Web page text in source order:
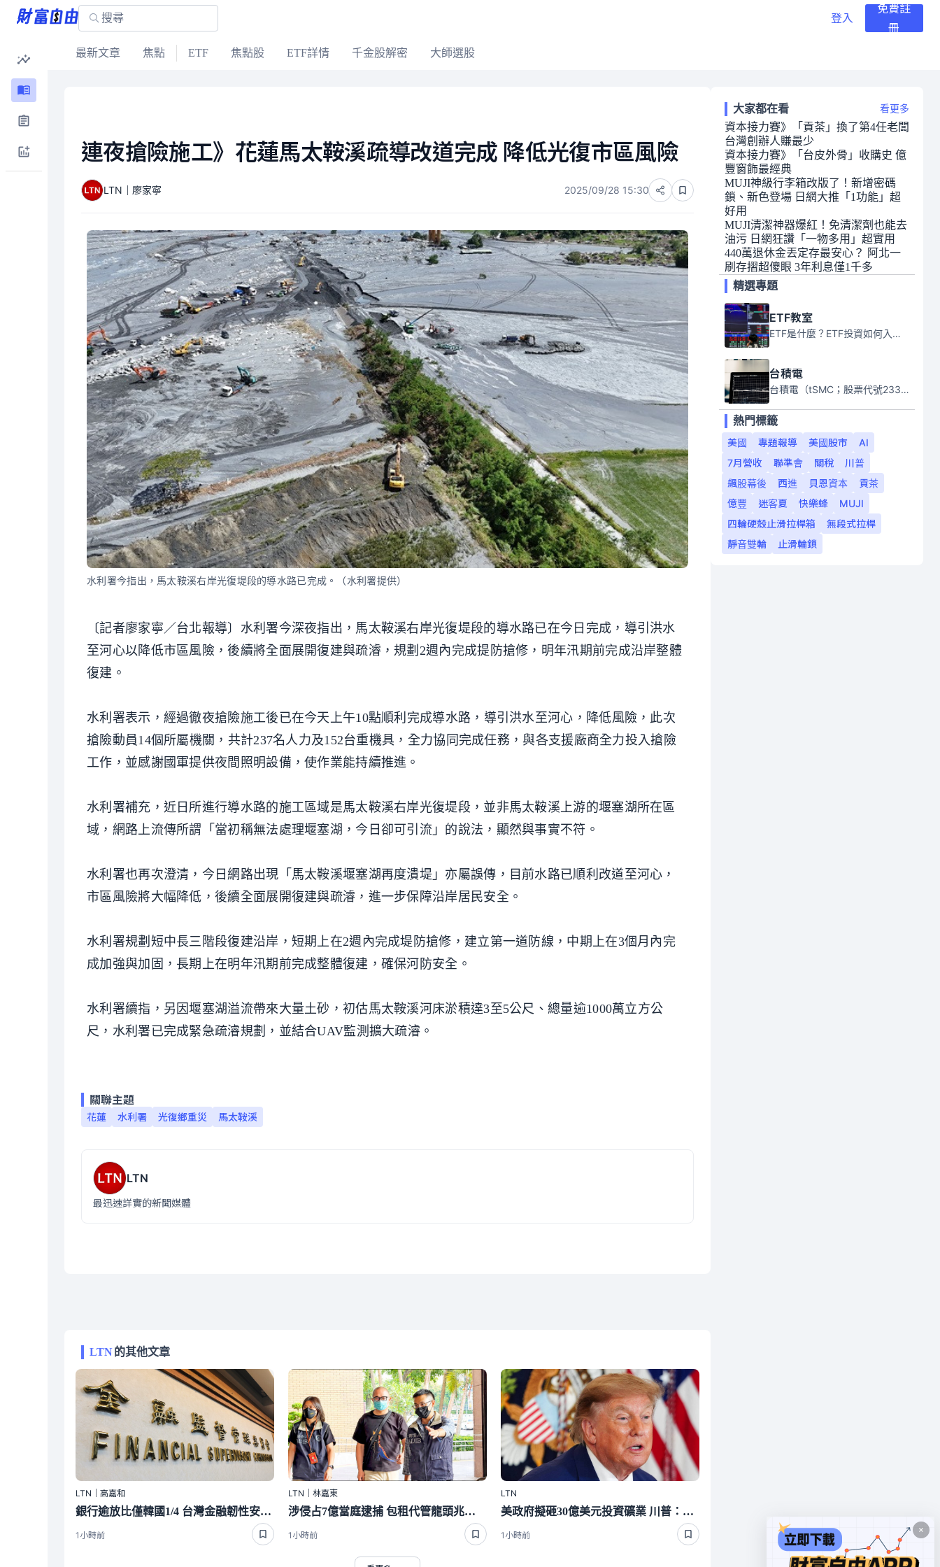
登入
免費註
冊
最新文章 焦點 ETF 焦點股 ETF詳情 千金股解密 大師選股
連夜搶險施工》花蓮馬太鞍溪疏導改道完成 降低光復市區風險
LTN｜廖家寧 2025/09/28 15:30
水利署今指出，馬太鞍溪右岸光復堤段的導水路已完成。（水利署提供）
〔記者廖家寧／台北報導〕水利署今深夜指出，馬太鞍溪右岸光復堤段的導水路已在今日完成，導引洪水
至河心以降低市區風險，後續將全面展開復建與疏濬，規劃2週內完成提防搶修，明年汛期前完成沿岸整體
復建。
水利署表示，經過徹夜搶險施工後已在今天上午10點順利完成導水路，導引洪水至河心，降低風險，此次
搶險動員14個所屬機關，共計237名人力及152台重機具，全力協同完成任務，與各支援廠商全力投入搶險
工作，並感謝國軍提供夜間照明設備，使作業能持續推進。
水利署補充，近日所進行導水路的施工區域是馬太鞍溪右岸光復堤段，並非馬太鞍溪上游的堰塞湖所在區
域，網路上流傳所謂「當初稱無法處理堰塞湖，今日卻可引流」的說法，顯然與事實不符。
水利署也再次澄清，今日網路出現「馬太鞍溪堰塞湖再度潰堤」亦屬誤傳，目前水路已順利改道至河心，
市區風險將大幅降低，後續全面展開復建與疏濬，進一步保障沿岸居民安全。
水利署規劃短中長三階段復建沿岸，短期上在2週內完成堤防搶修，建立第一道防線，中期上在3個月內完
成加強與加固，長期上在明年汛期前完成整體復建，確保河防安全。
水利署續指，另因堰塞湖溢流帶來大量土砂，初估馬太鞍溪河床淤積達3至5公尺、總量逾1000萬立方公
尺，水利署已完成緊急疏濬規劃，並結合UAV監測擴大疏濬。
關聯主題
花蓮 水利署 光復鄉重災 馬太鞍溪
LTN
最迅速詳實的新聞媒體
LTN的其他文章
LTN｜高嘉和
銀行逾放比僅韓國1/4 台灣金融韌性安啦！
1小時前
LTN｜林嘉東
涉侵占7億當庭逮捕 包租代管龍頭兆基前董座李建成羈押禁見
1小時前
LTN
美政府擬砸30億美元投資礦業 川普：美國應成為礦產大國
1小時前
大家都在看 看更多
資本接力賽》「貢茶」換了第4任老闆
台灣創辦人賺最少
資本接力賽》「台皮外骨」收購史 億
豐窗飾最經典
MUJI神級行李箱改版了！新增密碼
鎖、新色登場 日網大推「1功能」超
好用
MUJI清潔神器爆紅！免清潔劑也能去
油污 日網狂讚「一物多用」超實用
440萬退休金丟定存最安心？ 阿北一
刷存摺超傻眼 3年利息僅1千多
精選專題
ETF教室
ETF是什麼？ETF投資如何入門？本系列專題文章將會告訴你新手必須知道的ETF基礎知識。
台積電
台積電（tSMC；股票代號2330）是全球領先的半導體代工公司，成立於1987年，總部位於台灣新竹。且已於美國、日本、德國及中國設廠，台積電是全球首家專業積體電路製造服務公司，也是全球最先進和最大規模的半導體代工廠。
熱門標籤
美國
專題報導 美國股市
AI
7月營收
聯準會 關稅
川普
飆股幕後
西進 貝恩資本
貢茶
億豐
迷客夏 快樂蜂
MUJI
四輪硬殼止滑拉桿箱
無段式拉桿
靜音雙輪
止滑輪鎖